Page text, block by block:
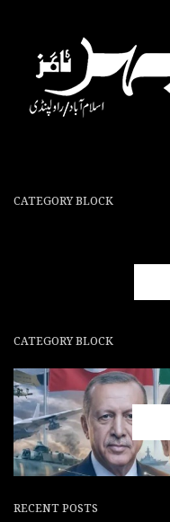
CATEGORY BLOCK
CATEGORY BLOCK
RECENT POSTS